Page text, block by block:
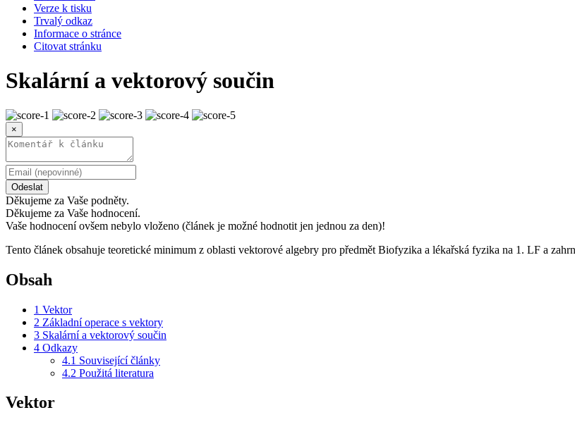
Verze k tisku
Trvalý odkaz
Informace o stránce
Citovat stránku
Skalární a vektorový součin
×
Odeslat
Děkujeme za Vaše podněty.
Děkujeme za Vaše hodnocení.
Vaše hodnocení ovšem nebylo vloženo (článek je možné hodnotit jen jednou za den)!
Tento článek obsahuje teoretické minimum z oblasti vektorové algebry pro předmět Biofyzika a lékařská fyzika na 1. LF a
Obsah
1 Vektor
2 Základní operace s vektory
3 Skalární a vektorový součin
4 Odkazy
4.1 Související články
4.2 Použitá literatura
Vektor